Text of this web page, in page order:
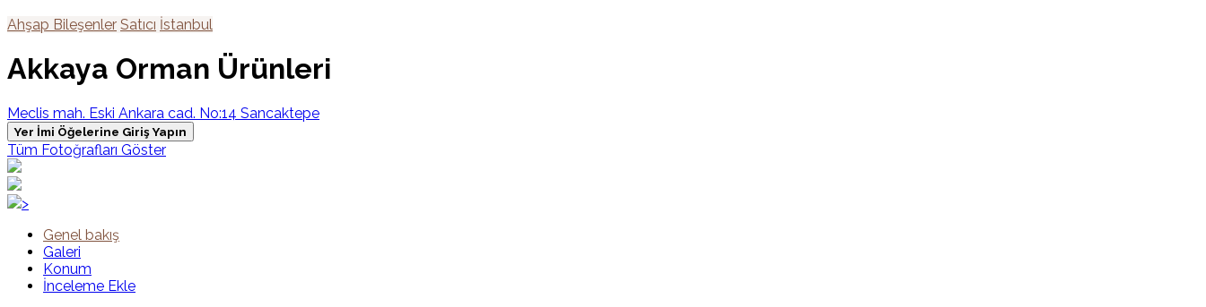
Ahşap Bileşenler Satıcı İstanbul
Akkaya Orman Ürünleri
Meclis mah. Eski Ankara cad. No:14 Sancaktepe
Yer İmi Öğelerine Giriş Yapın
Tüm Fotoğrafları Göster
>
Genel bakış
Galeri
Konum
İnceleme Ekle